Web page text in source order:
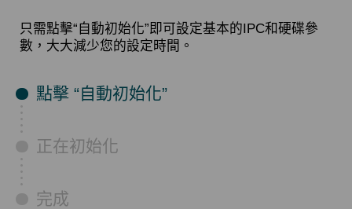
只需點擊“自動初始化”即可設定基本的IPC和硬碟參
數，大大減少您的設定時間。
點擊 “自動初始化”
正在初始化
完成